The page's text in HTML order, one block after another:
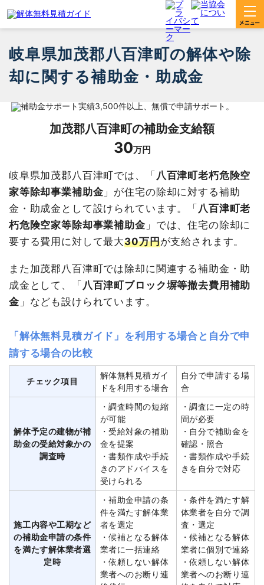
岐阜県加茂郡八百津町の解体や除
却に関する補助金・助成金
加茂郡八百津町の補助金支給額
30万円
岐阜県加茂郡八百津町では、「 八百津町老朽危険空
家等除却事業補助金 」が住宅の除却に対する補助
金・助成金として設けられています。「 八百津町老
朽危険空家等除却事業補助金 」では、住宅の除却に
要する費用に対して最大30万円が支給されます。
また加茂郡八百津町では除却に関連する補助金・助
成金として、「 八百津町ブロック塀等撤去費用補助
金 」なども設けられています。
「解体無料見積ガイド」を利用する場合と自分で申
請する場合の比較
チェック項目
解体無料見積ガイ
ドを利用する場合
自分で申請する場
合
解体予定の建物が補
助金の受給対象かの
調査時
・調査時間の短縮
が可能
・受給対象の補助
金を提案
・書類作成や手続
きのアドバイスを
受けられる
・調査に一定の時
間が必要
・自分で補助金を
確認・照合
・書類作成や手続
きを自分で対応
施工内容や工期など
の補助金申請の条件
を満たす解体業者選
定時
・補助金申請の条
件を満たす解体業
者を選定
・候補となる解体
業者に一括連絡
・依頼しない解体
業者へのお断り連
・条件を満たす解
体業者を自分で調
査・選定
・候補となる解体
業者に個別で連絡
・依頼しない解体
業者へのお断り連